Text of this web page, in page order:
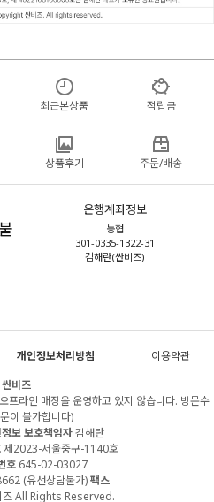
최근본상품 적립금
상품후기 주문/배송
은행계좌정보
농협
301-0335-1322-31
김해란(싼비즈)
개인정보처리방침
이용약관
싼비즈
라인 매장을 운영하고 있지 않습니다. 방문수
이 불가합니다)
보 보호책임자김해란
제2023-서울중구-1140호
호645-02-03027
(유선상담불가)팩스
All Rights Reserved.